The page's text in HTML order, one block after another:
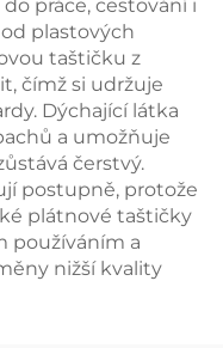
práce, cestování i
plastových
taštičku z
čímž si udržuje
Dýchající látka
a umožňuje
čerstvý.
postupně, protože
plátnové taštičky
používáním a
nižší kvality